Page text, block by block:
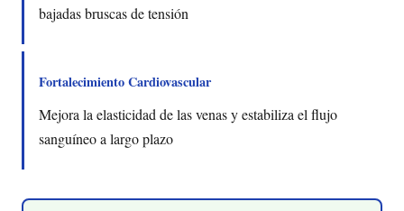
bajadas bruscas de tensión
Fortalecimiento Cardiovascular
Mejora la elasticidad de las venas y estabiliza el flujo
sanguíneo a largo plazo